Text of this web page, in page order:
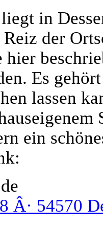
liegt in
der
Es
lassen
ein
Â· 54570